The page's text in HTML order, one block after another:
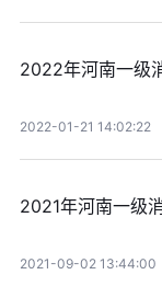
2022年河南一级
2022-01-21 14:02:22
2021年河南一级
2021-09-02 13:44:00